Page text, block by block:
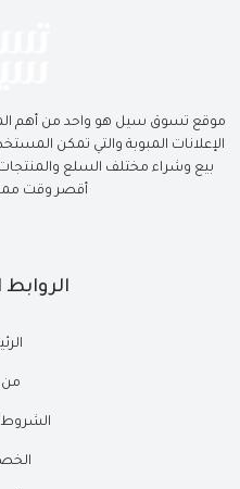
موقع تسوق سيل هو واحد من أهم
الإعلانات المبوبة والتي تمكن
بيع وشراء مختلف السلع
أقصر وقت
من
الشروط